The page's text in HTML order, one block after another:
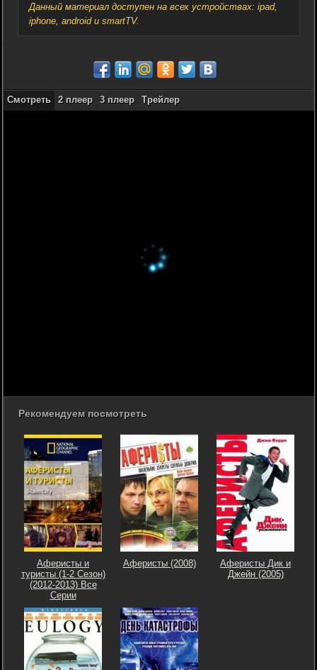
Данный материал доступен на всех устройствах: ipad,
iphone, android и smartTV.
Смотреть 2 плеер 3 плеер Трейлер
Рекомендуем посмотреть
Аферисты и
туристы (1-2 Сезон)
(2012-2013) Все
Серии
Аферисты (2008)
Аферисты Дик и
Джейн (2005)